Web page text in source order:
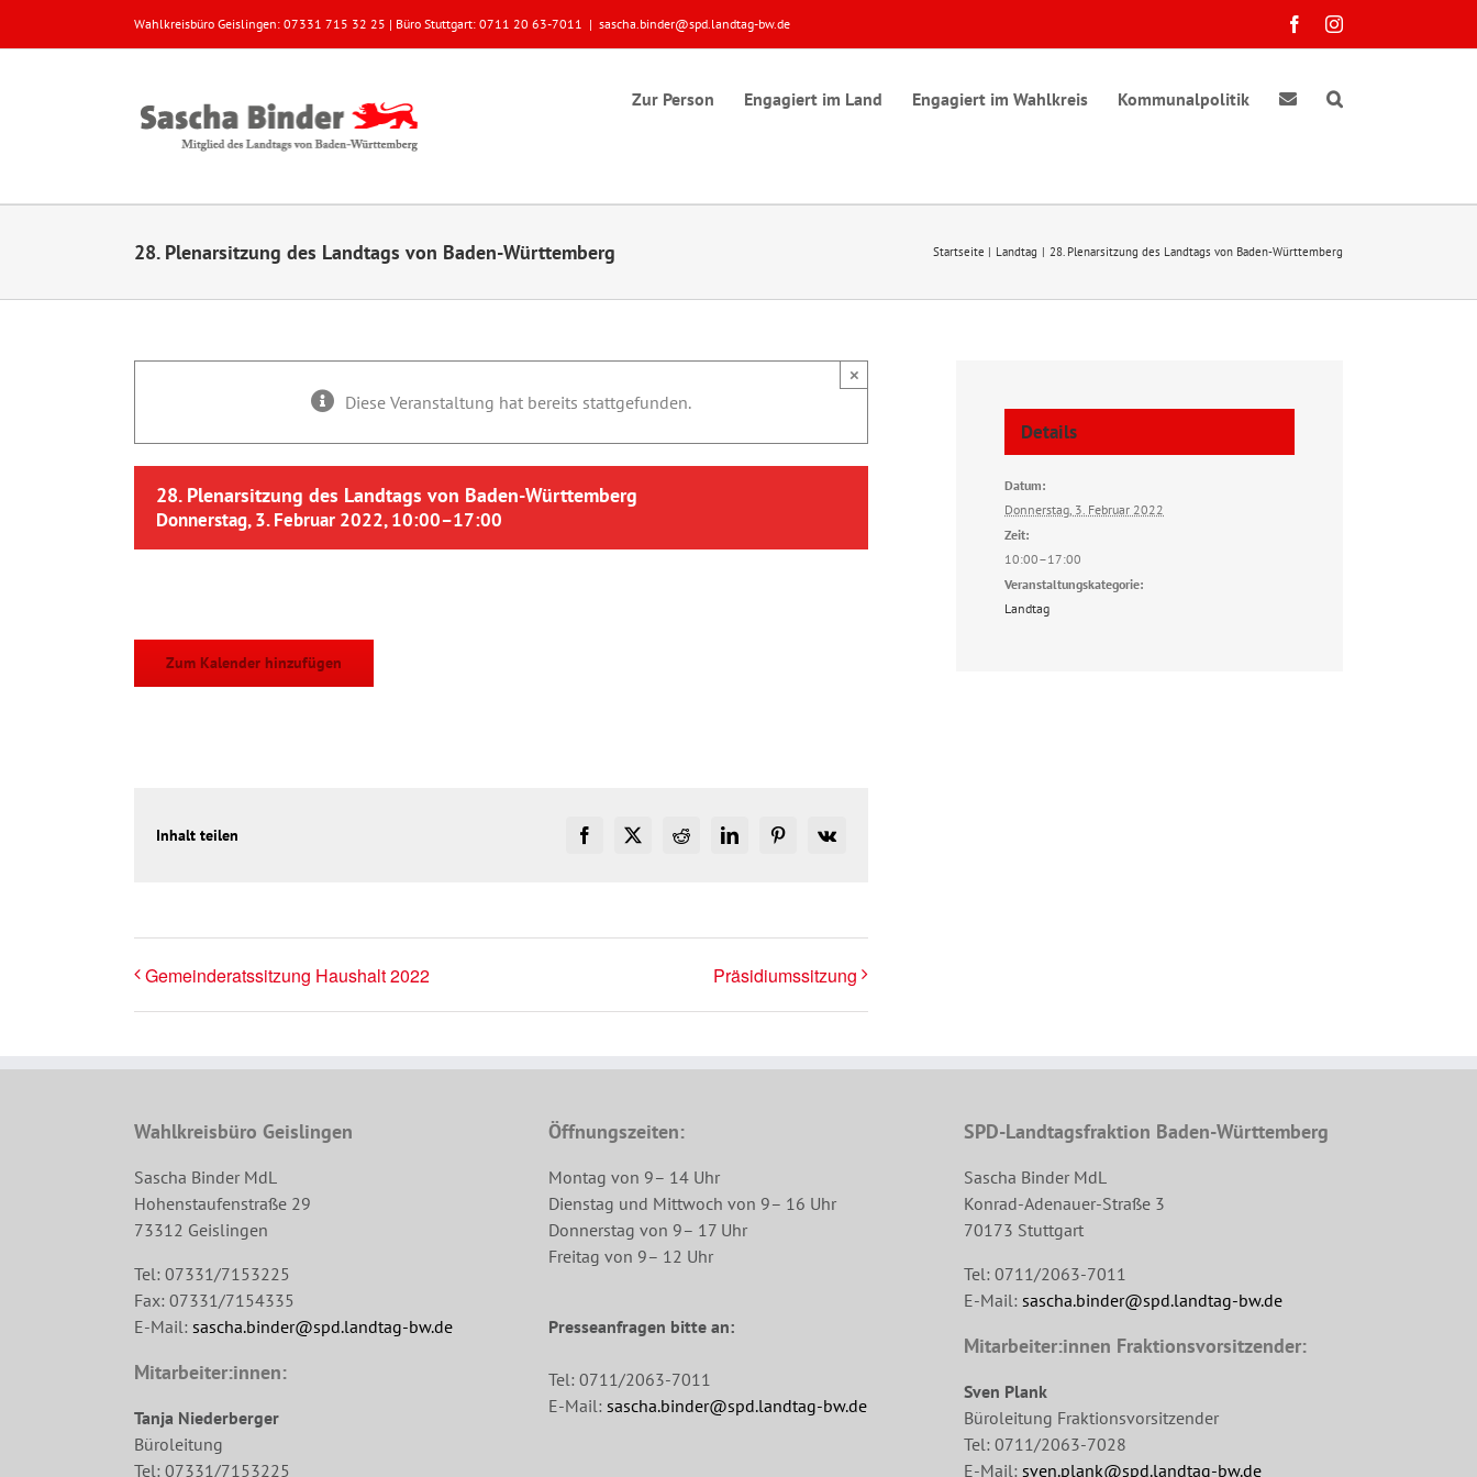
Wahlkreisbüro Geislingen: 07331 715 32 25 | Büro Stuttgart: 0711 20 63-7011 | sascha.binder@spd.landtag-bw.de FacebookInstagram
Zur Person Engagiert im Land Engagiert im Wahlkreis Kommunalpolitik
28. Plenarsitzung des Landtags von Baden-Württemberg Startseite Landtag 28. Plenarsitzung des Landtags von Baden-Württemberg
Diese Veranstaltung hat bereits stattgefunden.
×
28. Plenarsitzung des Landtags von Baden-Württemberg
Donnerstag, 3. Februar 2022, 10:00–17:00
Zum Kalender hinzufügen
Inhalt teilen Facebook
X RedditLinkedInPinterest
Vk
Gemeinderatssitzung Haushalt 2022 Präsidiumssitzung
Details
Datum:
Donnerstag, 3. Februar 2022
Zeit:
10:00–17:00
Veranstaltungskategorie:
Landtag
Wahlkreisbüro Geislingen
Sascha Binder MdL
Hohenstaufenstraße 29
73312 Geislingen
Tel: 07331/7153225
Fax: 07331/7154335
E-Mail: sascha.binder@spd.landtag-bw.de
Mitarbeiter:innen:
Tanja Niederberger
Büroleitung
Tel: 07331/7153225
Öffnungszeiten:
Montag von 9– 14 Uhr
Dienstag und Mittwoch von 9– 16 Uhr
Donnerstag von 9– 17 Uhr
Freitag von 9– 12 Uhr
Presseanfragen bitte an:
Tel: 0711/2063-7011
E-Mail:sascha.binder@spd.landtag-bw.de
SPD-Landtagsfraktion Baden-Württemberg
Sascha Binder MdL
Konrad-Adenauer-Straße 3
70173 Stuttgart
Tel: 0711/2063-7011
E-Mail: sascha.binder@spd.landtag-bw.de
Mitarbeiter:innen Fraktionsvorsitzender:
Sven Plank
Büroleitung Fraktionsvorsitzender
Tel: 0711/2063-7028
E-Mail: sven.plank@spd.landtag-bw.de